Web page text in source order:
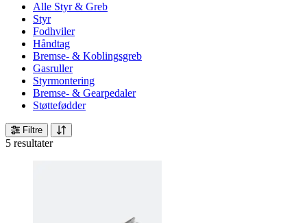
Alle Styr & Greb
Styr
Fodhviler
Håndtag
Bremse- & Koblingsgreb
Gasruller
Styrmontering
Bremse- & Gearpedaler
Støttefødder
Filtre
5 resultater